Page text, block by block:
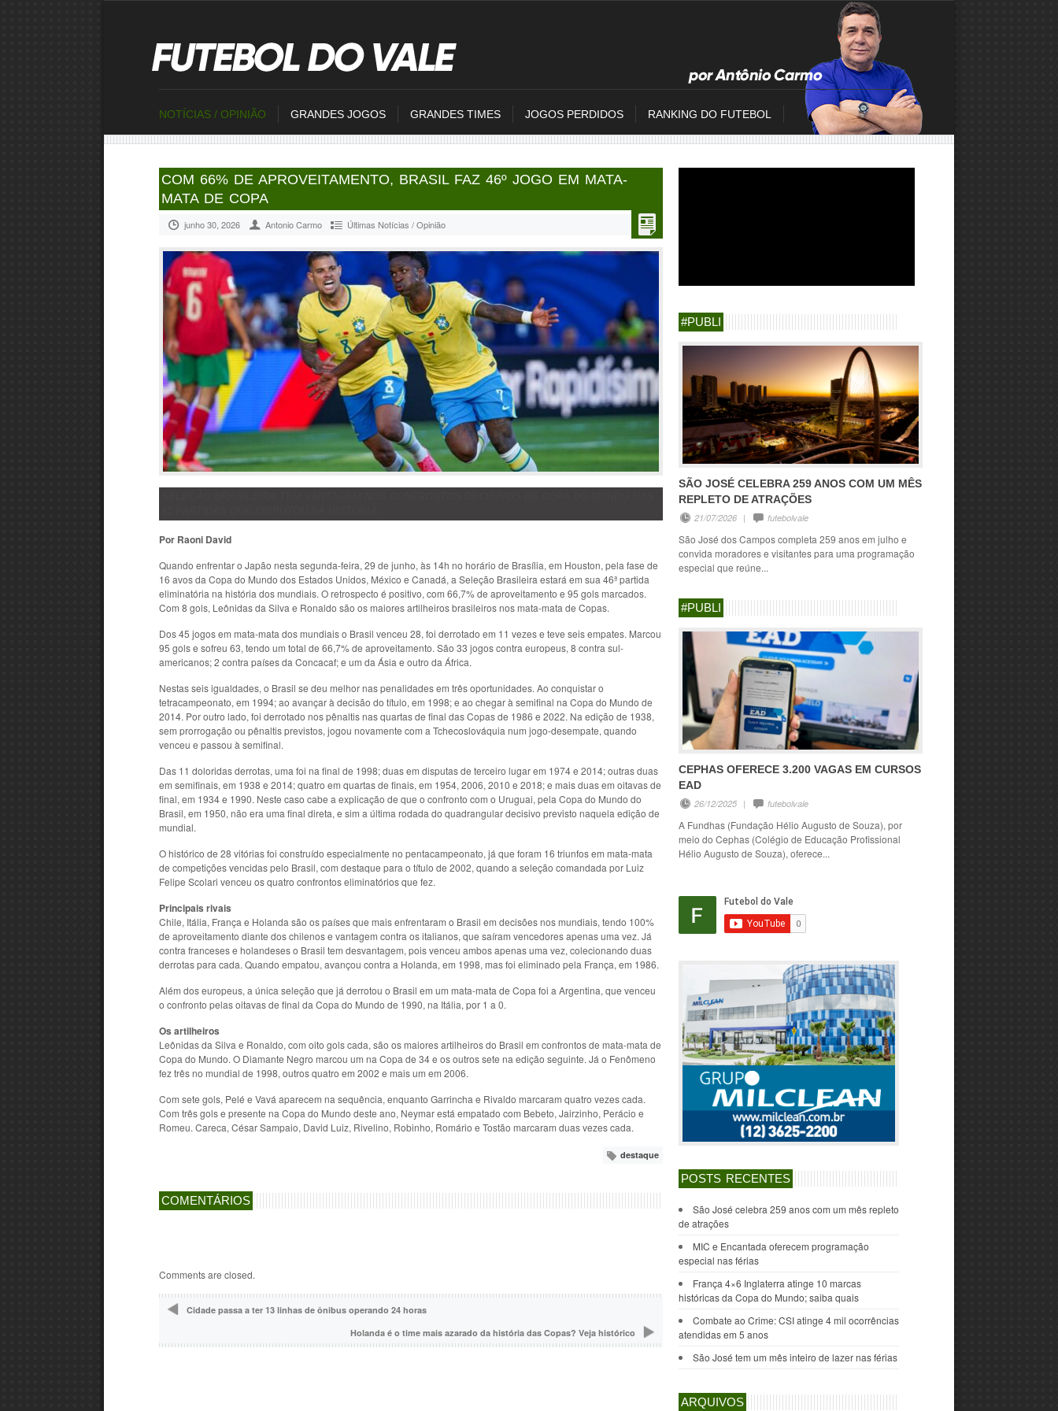
NOTÍCIAS / OPINIÃO GRANDES JOGOS GRANDES TIMES JOGOS PERDIDOS RANKING DO FUTEBOL
COM 66% DE APROVEITAMENTO, BRASIL FAZ 46º JOGO EM MATA-
MATA DE COPA
junho 30, 2026 Antonio Carmo Últimas Notícias / Opinião
Por Raoni David
Quando enfrentar o Japão nesta segunda-feira, 29 de junho, às 14h no horário de Brasília, em Houston, pela fase de
16 avos da Copa do Mundo dos Estados Unidos, México e Canadá, a Seleção Brasileira estará em sua 46ª partida
eliminatória na história dos mundiais. O retrospecto é positivo, com 66,7% de aproveitamento e 95 gols marcados.
Com 8 gols, Leônidas da Silva e Ronaldo são os maiores artilheiros brasileiros nos mata-mata de Copas.
Dos 45 jogos em mata-mata dos mundiais o Brasil venceu 28, foi derrotado em 11 vezes e teve seis empates. Marcou
95 gols e sofreu 63, tendo um total de 66,7% de aproveitamento. São 33 jogos contra europeus, 8 contra sul-
americanos; 2 contra países da Concacaf; e um da Ásia e outro da África.
Nestas seis igualdades, o Brasil se deu melhor nas penalidades em três oportunidades. Ao conquistar o
tetracampeonato, em 1994; ao avançar à decisão do título, em 1998; e ao chegar à semifinal na Copa do Mundo de
2014. Por outro lado, foi derrotado nos pênaltis nas quartas de final das Copas de 1986 e 2022. Na edição de 1938,
sem prorrogação ou pênaltis previstos, jogou novamente com a Tchecoslováquia num jogo-desempate, quando
venceu e passou à semifinal.
Das 11 doloridas derrotas, uma foi na final de 1998; duas em disputas de terceiro lugar em 1974 e 2014; outras duas
em semifinais, em 1938 e 2014; quatro em quartas de finais, em 1954, 2006, 2010 e 2018; e mais duas em oitavas de
final, em 1934 e 1990. Neste caso cabe a explicação de que o confronto com o Uruguai, pela Copa do Mundo do
Brasil, em 1950, não era uma final direta, e sim a última rodada do quadrangular decisivo previsto naquela edição de
mundial.
O histórico de 28 vitórias foi construído especialmente no pentacampeonato, já que foram 16 triunfos em mata-mata
de competições vencidas pelo Brasil, com destaque para o título de 2002, quando a seleção comandada por Luiz
Felipe Scolari venceu os quatro confrontos eliminatórios que fez.
Principais rivais
Chile, Itália, França e Holanda são os países que mais enfrentaram o Brasil em decisões nos mundiais, tendo 100%
de aproveitamento diante dos chilenos e vantagem contra os italianos, que saíram vencedores apenas uma vez. Já
contra franceses e holandeses o Brasil tem desvantagem, pois venceu ambos apenas uma vez, colecionando duas
derrotas para cada. Quando empatou, avançou contra a Holanda, em 1998, mas foi eliminado pela França, em 1986.
Além dos europeus, a única seleção que já derrotou o Brasil em um mata-mata de Copa foi a Argentina, que venceu
o confronto pelas oitavas de final da Copa do Mundo de 1990, na Itália, por 1 a 0.
Os artilheiros
Leônidas da Silva e Ronaldo, com oito gols cada, são os maiores artilheiros do Brasil em confrontos de mata-mata de
Copa do Mundo. O Diamante Negro marcou um na Copa de 34 e os outros sete na edição seguinte. Já o Fenômeno
fez três no mundial de 1998, outros quatro em 2002 e mais um em 2006.
Com sete gols, Pelé e Vavá aparecem na sequência, enquanto Garrincha e Rivaldo marcaram quatro vezes cada.
Com três gols e presente na Copa do Mundo deste ano, Neymar está empatado com Bebeto, Jairzinho, Perácio e
Romeu. Careca, César Sampaio, David Luiz, Rivelino, Robinho, Romário e Tostão marcaram duas vezes cada.
destaque
COMENTÁRIOS
Comments are closed.
Cidade passa a ter 13 linhas de ônibus operando 24 horas
Holanda é o time mais azarado da história das Copas? Veja histórico
#PUBLI
SÃO JOSÉ CELEBRA 259 ANOS COM UM MÊS
REPLETO DE ATRAÇÕES
21/07/2026 | futebolvale
São José dos Campos completa 259 anos em julho e
convida moradores e visitantes para uma programação
especial que reúne...
#PUBLI
CEPHAS OFERECE 3.200 VAGAS EM CURSOS
EAD
26/12/2025 | futebolvale
A Fundhas (Fundação Hélio Augusto de Souza), por
meio do Cephas (Colégio de Educação Profissional
Hélio Augusto de Souza), oferece...
POSTS RECENTES
São José celebra 259 anos com um mês repleto
de atrações
MIC e Encantada oferecem programação
especial nas férias
França 4×6 Inglaterra atinge 10 marcas
históricas da Copa do Mundo; saiba quais
Combate ao Crime: CSI atinge 4 mil ocorrências
atendidas em 5 anos
São José tem um mês inteiro de lazer nas férias
ARQUIVOS